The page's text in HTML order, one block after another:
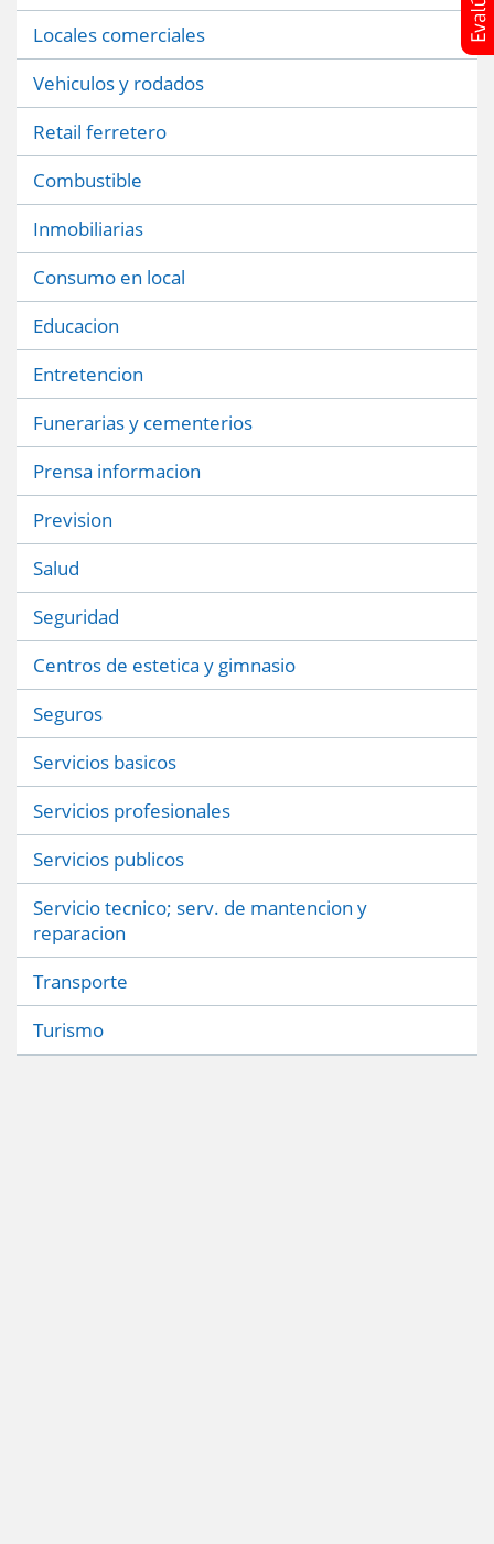
Locales comerciales
Vehiculos y rodados
Retail ferretero
Combustible
Inmobiliarias
Consumo en local
Educacion
Entretencion
Funerarias y cementerios
Prensa informacion
Prevision
Salud
Seguridad
Centros de estetica y gimnasio
Seguros
Servicios basicos
Servicios profesionales
Servicios publicos
Servicio tecnico; serv. de mantencion y
reparacion
Transporte
Turismo